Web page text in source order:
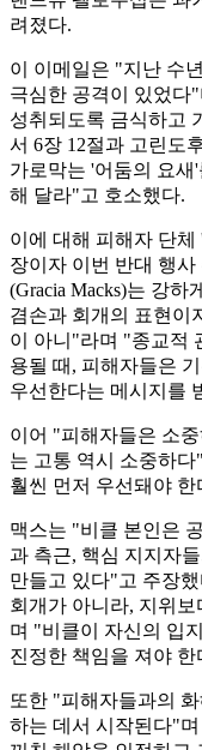
려졌다.
이 이메일은 "지난 수
극심한 공격이 있었다
성취되도록 금식하고
서 6장 12절과 고린도
가로막는 '어둠의 요
해 달라"고 호소했다.
이에 대해 피해자 단
장이자 이번 반대 행
(Gracia Macks)는 강
겸손과 회개의 표현이
이 아니"라며 "종교적
용될 때, 피해자들은
우선한다는 메시지를
이어 "피해자들은 소
는 고통 역시 소중하
훨씬 먼저 우선돼야
맥스는 "비클 본인은
과 측근, 핵심 지지자
만들고 있다"고 주장
회개가 아니라, 지위
며 "비클이 자신의 입
진정한 책임을 져야
또한 "피해자들과의
하는 데서 시작된다"